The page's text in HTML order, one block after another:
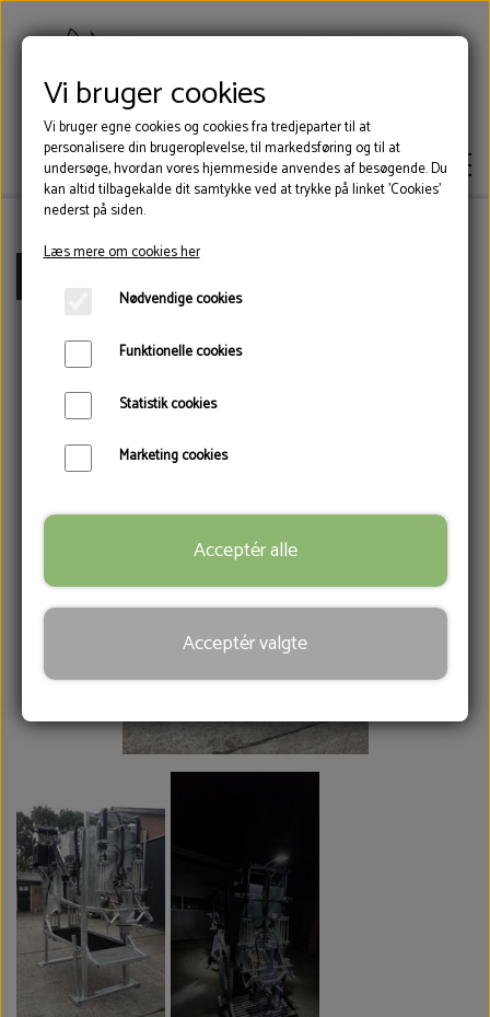
KLOVLIM
KLOVSKO
FRÆSERHOVEDER
SÅRBEHANDLING
HOVKNIVE
REB & MANCHETTER
BLOG
Vi bruger cookies
Vi bruger egne cookies og cookies fra tredjeparter til at
personalisere din brugeroplevelse, til markedsføring og til at
undersøge, hvordan vores hjemmeside anvendes af besøgende. Du
kan altid tilbagekalde dit samtykke ved at trykke på linket 'Cookies'
nederst på siden.
Læs mere om cookies her
Nødvendige cookies
Funktionelle cookies
Statistik cookies
Marketing cookies
Acceptér alle
Acceptér valgte